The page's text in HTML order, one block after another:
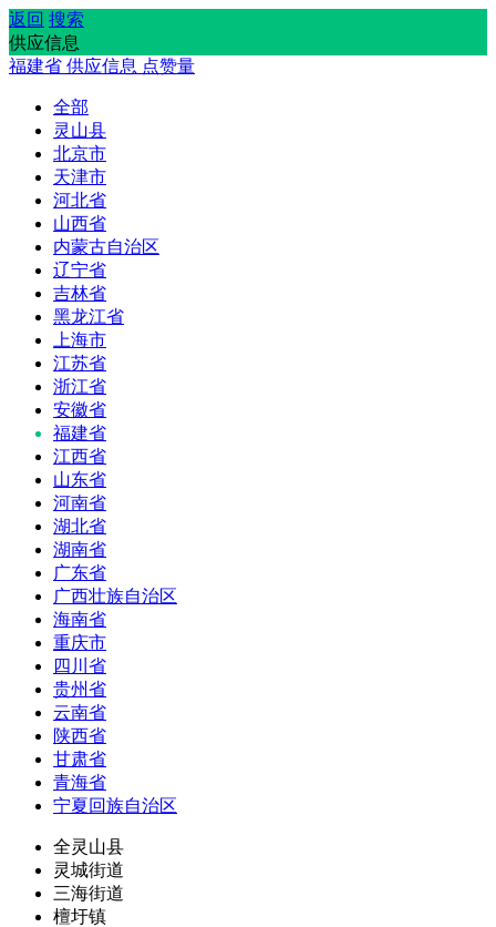
返回 搜索
供应信息
福建省 供应信息 点赞量
全部
灵山县
北京市
天津市
河北省
山西省
内蒙古自治区
辽宁省
吉林省
黑龙江省
上海市
江苏省
浙江省
安徽省
福建省
江西省
山东省
河南省
湖北省
湖南省
广东省
广西壮族自治区
海南省
重庆市
四川省
贵州省
云南省
陕西省
甘肃省
青海省
宁夏回族自治区
全灵山县
灵城街道
三海街道
檀圩镇